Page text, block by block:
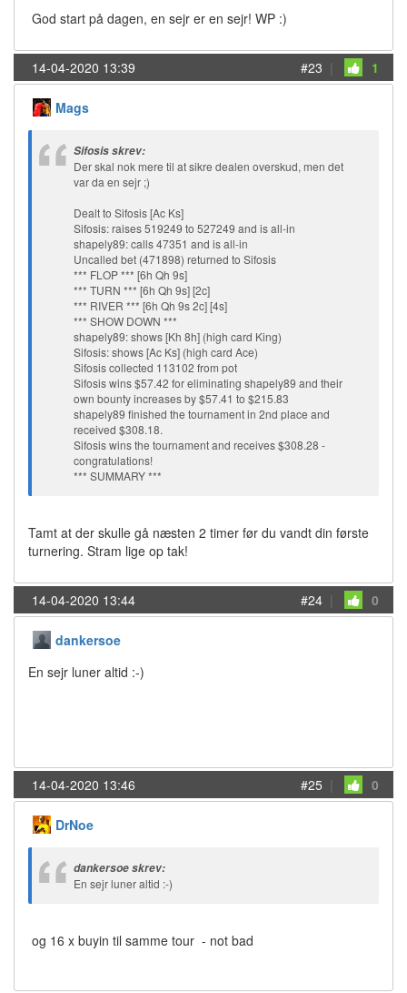
God start på dagen, en sejr er en sejr! WP :)
14-04-2020 13:39 #23 | 1
Mags
Sifosis skrev:
Der skal nok mere til at sikre dealen overskud, men det
var da en sejr ;)
Dealt to Sifosis [Ac Ks]
Sifosis: raises 519249 to 527249 and is all-in
shapely89: calls 47351 and is all-in
Uncalled bet (471898) returned to Sifosis
*** FLOP *** [6h Qh 9s]
*** TURN *** [6h Qh 9s] [2c]
*** RIVER *** [6h Qh 9s 2c] [4s]
*** SHOW DOWN ***
shapely89: shows [Kh 8h] (high card King)
Sifosis: shows [Ac Ks] (high card Ace)
Sifosis collected 113102 from pot
Sifosis wins $57.42 for eliminating shapely89 and their
own bounty increases by $57.41 to $215.83
shapely89 finished the tournament in 2nd place and
received $308.18.
Sifosis wins the tournament and receives $308.28 -
congratulations!
*** SUMMARY ***
Tamt at der skulle gå næsten 2 timer før du vandt din første
turnering. Stram lige op tak!
14-04-2020 13:44 #24 | 0
dankersoe
En sejr luner altid :-)
14-04-2020 13:46 #25 | 0
DrNoe
dankersoe skrev:
En sejr luner altid :-)
og 16 x buyin til samme tour - not bad